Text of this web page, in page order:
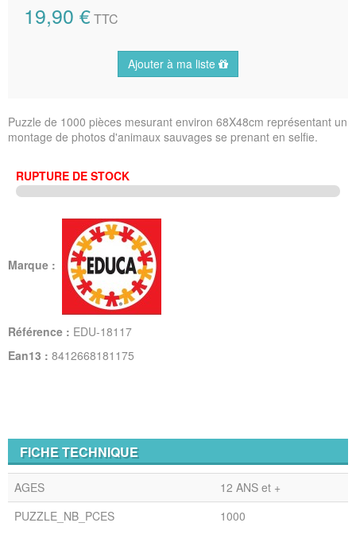
19,90 €TTC
Ajouter à ma liste
Puzzle de 1000 pièces mesurant environ 68X48cm représentant un
montage de photos d'animaux sauvages se prenant en selfie.
RUPTURE DE STOCK
Marque :
Référence : EDU-18117
Ean13 : 8412668181175
FICHE TECHNIQUE
AGES
12 ANS et +
PUZZLE_NB_PCES
1000